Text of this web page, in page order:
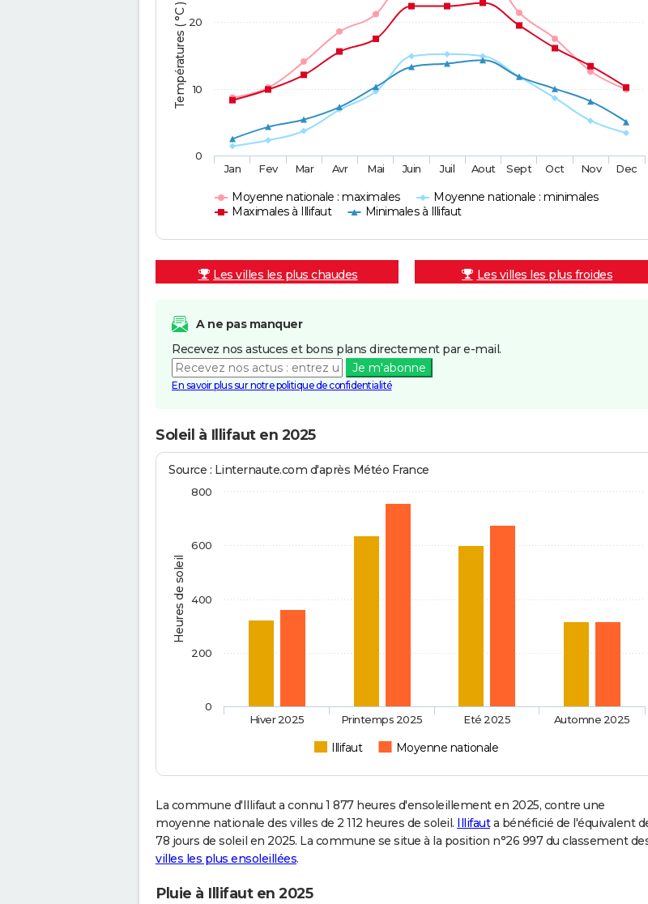
Températures ( °C )
Moyenne nationale : maximales
Moyenne nationale : minimales
Maximales à Illifaut
Minimales à Illifaut
Jan Fev Mar Avr Mai Juin Juil Aout Sept Oct Nov Dec
0
10
20
Les villes les plus chaudes Les villes les plus froides
A ne pas manquer
Recevez nos astuces et bons plans directement par e-mail.
Je m'abonne
En savoir plus sur notre politique de confidentialité
Soleil à Illifaut en 2025
Heures de soleil
Source : Linternaute.com d'après Météo France
Illifaut Moyenne nationale
Hiver 2025 Printemps 2025 Eté 2025 Automne 2025
0
200
400
600
800
La commune d'Illifaut a connu 1 877 heures d'ensoleillement en 2025, contre une
moyenne nationale des villes de 2 112 heures de soleil. Illifauta bénéficié de l'équivalent
78 jours de soleil en 2025. La commune se situe à la position n°26 997 du classement
villes les plus ensoleillées.
Pluie à Illifaut en 2025